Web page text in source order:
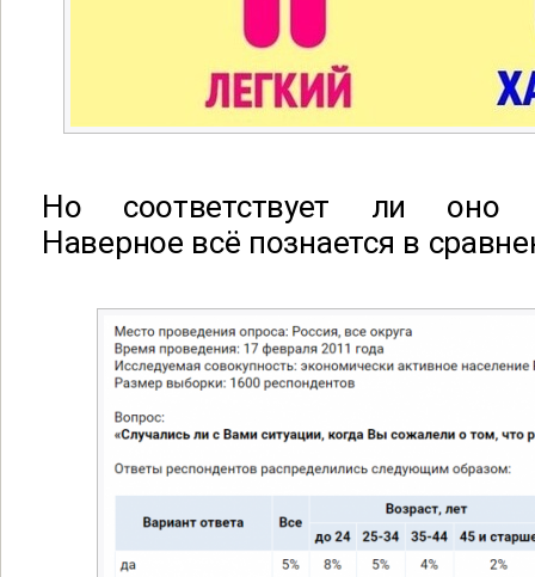
Но соответствует ли оно
Наверное всё познается в